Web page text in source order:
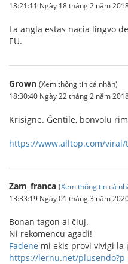
18:21:11 Ngày 18 tháng 2 năm
La angla estas nacia lingvo
EU.
Grown (Xem thông tin cá nhân)
18:30:40 Ngày 22 tháng 2 năm
Krisigne. Ĝentile, bonvolu
https://www.alltop.com/viral/
Zam_franca (Xem thông tin cá
13:33:19 Ngày 01 tháng 3 năm
Bonan tagon al ĉiuj.
Ni rekomencu agadi!
Fadene mi ekis provi vivigi la
https://lernu.net/